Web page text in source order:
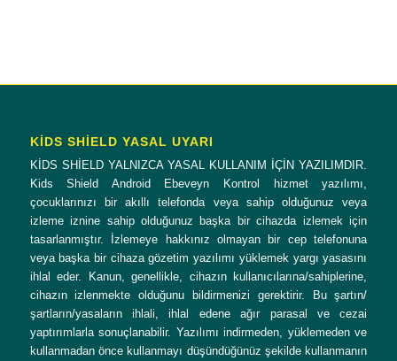
KİDS SHİELD YASAL UYARI
KİDS SHİELD YALNIZCA YASAL KULLANIM İÇİN YAZILIMDIR.
Kids Shield Android Ebeveyn Kontrol hizmet yazılımı,
çocuklarınızı bir akıllı telefonda veya sahip olduğunuz veya
izleme iznine sahip olduğunuz başka bir cihazda izlemek için
tasarlanmıştır. İzlemeye hakkınız olmayan bir cep telefonuna
veya başka bir cihaza gözetim yazılımı yüklemek yargı yasasını
ihlal eder. Kanun, genellikle, cihazın kullanıcılarına/sahiplerine,
cihazın izlenmekte olduğunu bildirmenizi gerektirir. Bu şartın/
şartların/yasaların ihlali, ihlal edene ağır parasal ve cezai
yaptırımlarla sonuçlanabilir. Yazılımı indirmeden, yüklemeden ve
kullanmadan önce kullanmayı düşündüğünüz şekilde kullanmanın